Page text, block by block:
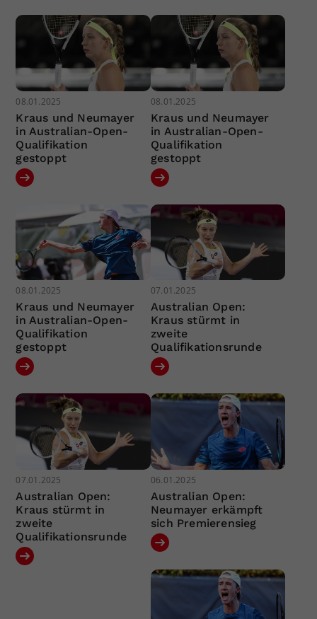
08.01.2025
Kraus und Neumayer
in Australian-Open-
Qualifikation
gestoppt
08.01.2025
Kraus und Neumayer
in Australian-Open-
Qualifikation
gestoppt
08.01.2025
Kraus und Neumayer
in Australian-Open-
Qualifikation
gestoppt
07.01.2025
Australian Open:
Kraus stürmt in
zweite
Qualifikationsrunde
07.01.2025
Australian Open:
Kraus stürmt in
zweite
Qualifikationsrunde
06.01.2025
Australian Open:
Neumayer erkämpft
sich Premierensieg